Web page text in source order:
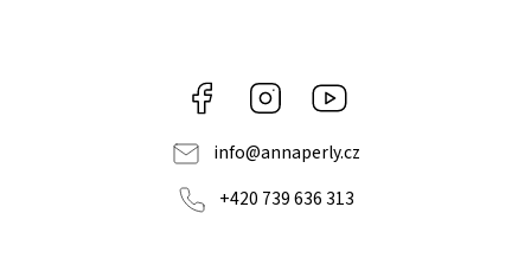
Facebook Instagram
info@annaperly.cz
+420 739 636 313